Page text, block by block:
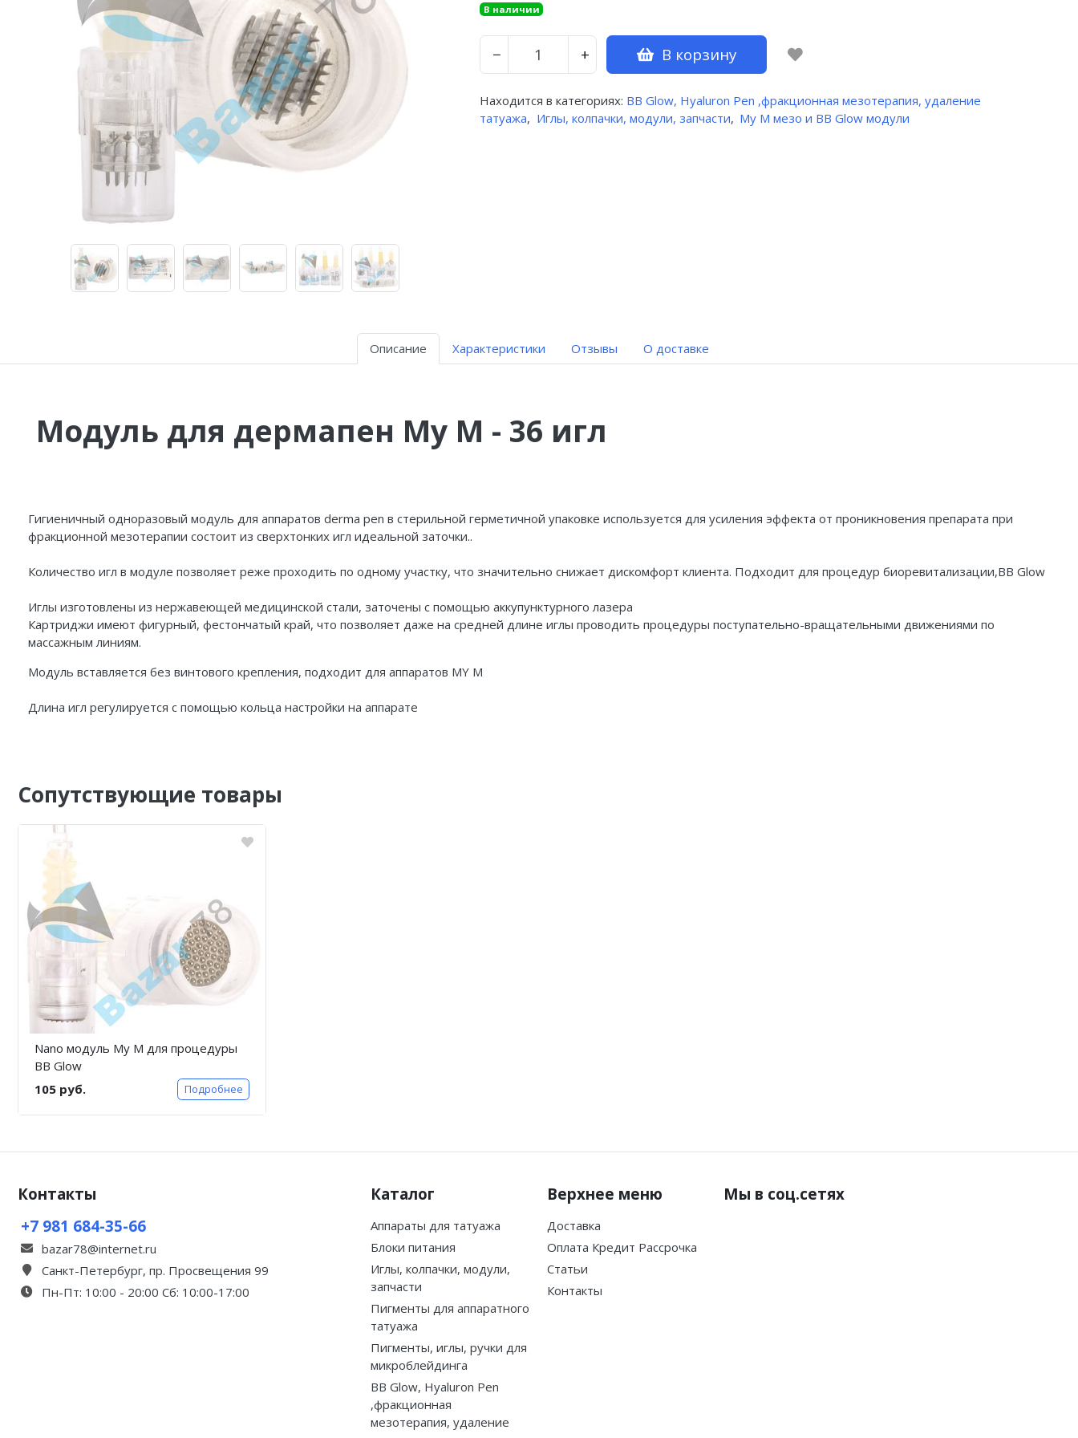
В наличии
− + В корзину
Находится в категориях: BB Glow, Hyaluron Pen ,фракционная мезотерапия, удаление
татуажа, Иглы, колпачки, модули, запчасти, My M мезо и BB Glow модули
Описание Характеристики Отзывы О доставке
Модуль для дермапен My M - 36 игл
Гигиеничный одноразовый модуль для аппаратов derma pen в стерильной герметичной упаковке используется для усиления эффекта от проникновения препарата при
фракционной мезотерапии состоит из сверхтонких игл идеальной заточки..
Количество игл в модуле позволяет реже проходить по одному участку, что значительно снижает дискомфорт клиента. Подходит для процедур биоревитализации,BB Glow
Иглы изготовлены из нержавеющей медицинской стали, заточены с помощью аккупунктурного лазера
Картриджи имеют фигурный, фестончатый край, что позволяет даже на средней длине иглы проводить процедуры поступательно-вращательными движениями по
массажным линиям.
Модуль вставляется без винтового крепления, подходит для аппаратов MY M
Длина игл регулируется с помощью кольца настройки на аппарате
Сопутствующие товары
Nano модуль My M для процедуры
BB Glow
105 руб.
Подробнее
Контакты
+7 981 684-35-66
bazar78@internet.ru
Санкт-Петербург, пр. Просвещения 99
Пн-Пт: 10:00 - 20:00 Сб: 10:00-17:00
Каталог
Аппараты для татуажа
Блоки питания
Иглы, колпачки, модули,
запчасти
Пигменты для аппаратного
татуажа
Пигменты, иглы, ручки для
микроблейдинга
BB Glow, Hyaluron Pen
,фракционная
мезотерапия, удаление
Верхнее меню
Доставка
Оплата Кредит Рассрочка
Статьи
Контакты
Мы в соц.сетях
Иглы и колпачки для оригинальных
аппаратов Dragon Bella ( Тайвань)
Иглы и колпачки GiantSun
My M мезо и BB Glow модули